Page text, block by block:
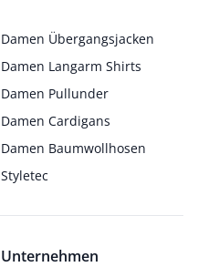
Damen Übergangsjacken
Damen Langarm Shirts
Damen Pullunder
Damen Cardigans
Damen Baumwollhosen
Styletec
Unternehmen